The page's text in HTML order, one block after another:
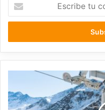
correo
llega
tarde